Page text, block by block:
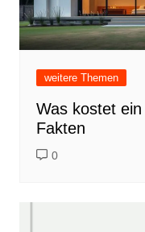
weitere Themen
Was kostet
Fakten
0